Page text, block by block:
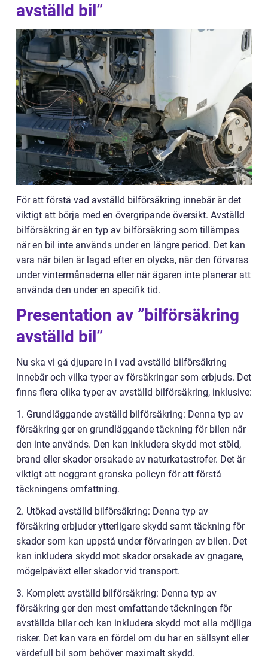
avställd bil”
För att förstå vad avställd bilförsäkring innebär är det
viktigt att börja med en övergripande översikt. Avställd
bilförsäkring är en typ av bilförsäkring som tillämpas
när en bil inte används under en längre period. Det kan
vara när bilen är lagad efter en olycka, när den förvaras
under vintermånaderna eller när ägaren inte planerar att
använda den under en specifik tid.
Presentation av ”bilförsäkring
avställd bil”
Nu ska vi gå djupare in i vad avställd bilförsäkring
innebär och vilka typer av försäkringar som erbjuds. Det
finns flera olika typer av avställd bilförsäkring, inklusive:
1. Grundläggande avställd bilförsäkring: Denna typ av
försäkring ger en grundläggande täckning för bilen när
den inte används. Den kan inkludera skydd mot stöld,
brand eller skador orsakade av naturkatastrofer. Det är
viktigt att noggrant granska policyn för att förstå
täckningens omfattning.
2. Utökad avställd bilförsäkring: Denna typ av
försäkring erbjuder ytterligare skydd samt täckning för
skador som kan uppstå under förvaringen av bilen. Det
kan inkludera skydd mot skador orsakade av gnagare,
mögelpåväxt eller skador vid transport.
3. Komplett avställd bilförsäkring: Denna typ av
försäkring ger den mest omfattande täckningen för
avställda bilar och kan inkludera skydd mot alla möjliga
risker. Det kan vara en fördel om du har en sällsynt eller
värdefull bil som behöver maximalt skydd.